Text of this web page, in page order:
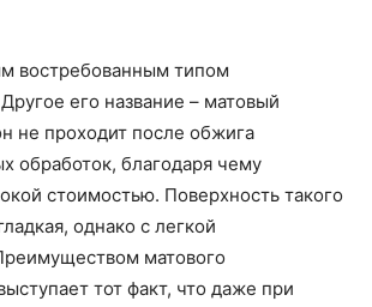
востребованным типом
его название – матовый
не проходит после обжига
обработок, благодаря чему
стоимостью. Поверхность такого
однако с легкой
матового
тот факт, что даже при